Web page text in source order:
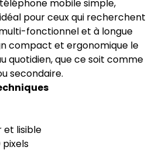
téléphone mobile simple,
pour ceux qui recherchent
fonctionnel et à longue
compact et ergonomique le
quotidien, que ce soit comme
secondaire.
et lisible
pixels